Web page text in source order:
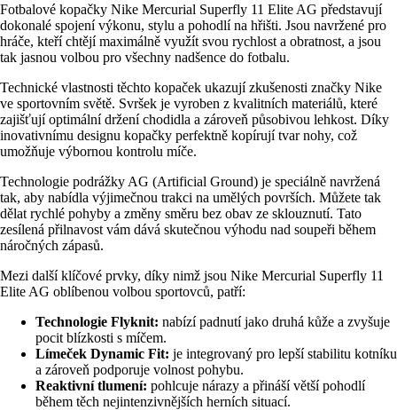
Fotbalové kopačky Nike Mercurial Superfly 11 Elite AG představují
dokonalé spojení výkonu, stylu a pohodlí na hřišti. Jsou navržené pro
hráče, kteří chtějí maximálně využít svou rychlost a obratnost, a jsou
tak jasnou volbou pro všechny nadšence do fotbalu.
Technické vlastnosti těchto kopaček ukazují zkušenosti značky Nike
ve sportovním světě. Svršek je vyroben z kvalitních materiálů, které
zajišťují optimální držení chodidla a zároveň působivou lehkost. Díky
inovativnímu designu kopačky perfektně kopírují tvar nohy, což
umožňuje výbornou kontrolu míče.
Technologie podrážky AG (Artificial Ground) je speciálně navržená
tak, aby nabídla výjimečnou trakci na umělých površích. Můžete tak
dělat rychlé pohyby a změny směru bez obav ze sklouznutí. Tato
zesílená přilnavost vám dává skutečnou výhodu nad soupeři během
náročných zápasů.
Mezi další klíčové prvky, díky nimž jsou Nike Mercurial Superfly 11
Elite AG oblíbenou volbou sportovců, patří:
Technologie Flyknit: nabízí padnutí jako druhá kůže a zvyšuje
pocit blízkosti s míčem.
Límeček Dynamic Fit: je integrovaný pro lepší stabilitu kotníku
a zároveň podporuje volnost pohybu.
Reaktivní tlumení: pohlcuje nárazy a přináší větší pohodlí
během těch nejintenzivnějších herních situací.